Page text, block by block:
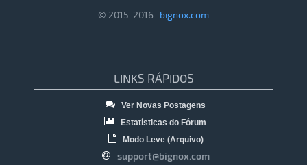
© 2015-2016 bignox.com
LINKS RÁPIDOS
Ver Novas Postagens
Estatísticas do Fórum
Modo Leve (Arquivo)
support@bignox.com